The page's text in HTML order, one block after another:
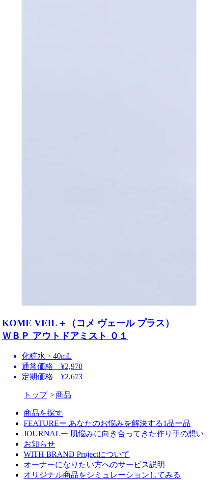
KOME VEIL＋（コメ ヴェール プラス）
ＷＢＰ アウトドアミスト ０１
化粧水・40mL
通常価格 ¥2,970
定期価格 ¥2,673
トップ 商品
商品を探す
FEATUREー あなたのお悩みを解決する1品ー品
JOURNALー 肌悩みに向き合ってきた作り手の想い
お知らせ
WITH BRAND Projectについて
オーナーになりたい方へのサービス説明
オリジナル商品をシミュレーションしてみる